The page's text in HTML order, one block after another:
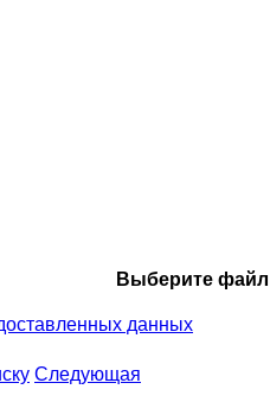
Выберите файл
данных
Следующая